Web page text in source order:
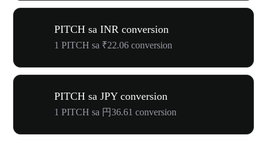
PITCH sa INR conversion
1 PITCH sa ₹22.06 conversion
PITCH sa JPY conversion
1 PITCH sa 円36.61 conversion